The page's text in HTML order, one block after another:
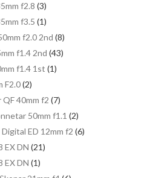
f2.8 (3)
f3.5 (1)
f2.0 2nd (8)
f1.4 2nd (43)
f1.4 1st (1)
F2.0(2)
40mm f2 (7)
50mm f1.1 (2)
ED 12mm f2 (6)
EX DN (21)
EX DN (1)